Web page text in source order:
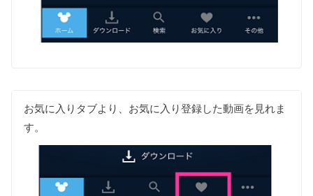
お気に入りタブより、お気に入り登録した動画を見れま
す。